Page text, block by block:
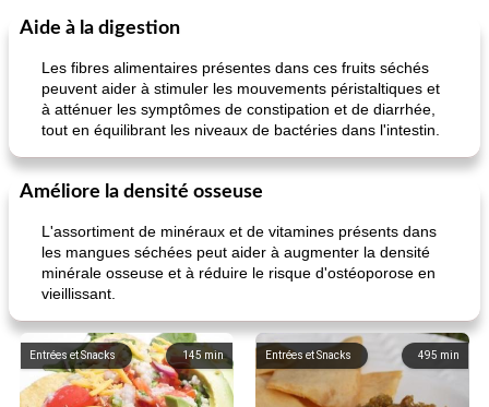
Aide à la digestion
Les fibres alimentaires présentes dans ces fruits séchés
peuvent aider à stimuler les mouvements péristaltiques et
à atténuer les symptômes de constipation et de diarrhée,
tout en équilibrant les niveaux de bactéries dans l'intestin.
Améliore la densité osseuse
L'assortiment de minéraux et de vitamines présents dans
les mangues séchées peut aider à augmenter la densité
minérale osseuse et à réduire le risque d'ostéoporose en
vieillissant.
145 min
Entrées et Snacks 495 min
Entrées et Snacks